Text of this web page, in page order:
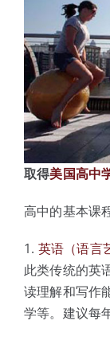
取得美国高中
高中的基本课
1. 英语（语言
此类传统的英
读理解和写作
学等。建议每